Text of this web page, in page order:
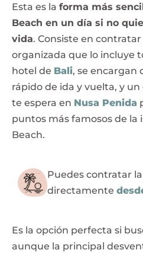
Esta es la forma más
Beach en un día si no
vida. Consiste en
organizada que lo incluye
hotel de Bali, se encargan
rápido de ida y vuelta, y
te espera en Nusa Penida
puntos más famosos de la
Beach.
Puedes contratar
directamente
Es la opción perfecta si
aunque la principal